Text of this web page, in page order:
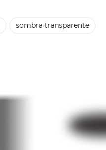
sombra transparente